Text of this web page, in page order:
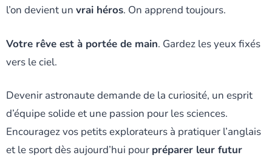
l’on devient un vrai héros. On apprend toujours.
Votre rêve est à portée de main. Gardez les yeux fixés
vers le ciel.
Devenir astronaute demande de la curiosité, un esprit
d’équipe solide et une passion pour les sciences.
Encouragez vos petits explorateurs à pratiquer l’anglais
et le sport dès aujourd’hui pour préparer leur futur